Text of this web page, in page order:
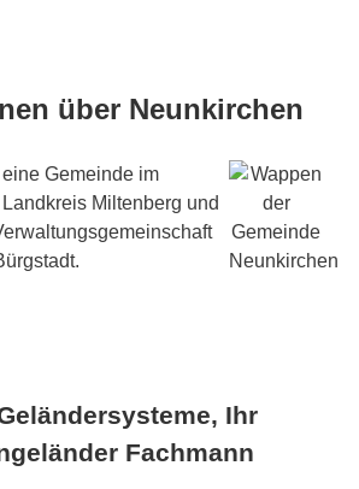
über Neunkirchen
eine Gemeinde im
Miltenberg und
Ihr
Fachmann